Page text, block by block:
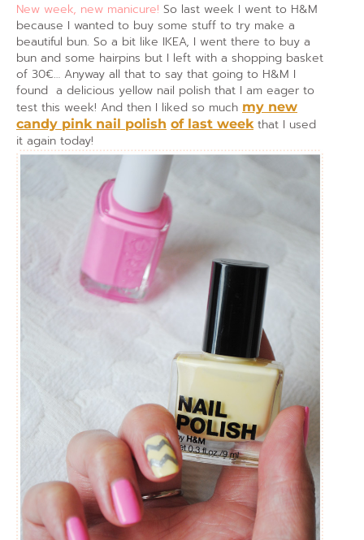
New week, new manicure! So last week I went to H&M
because I wanted to buy some stuff to try make a
beautiful bun. So a bit like IKEA, I went there to buy a
bun and some hairpins but I left with a shopping basket
of 30€… Anyway all that to say that going to H&M I
found a delicious yellow nail polish that I am eager to
test this week! And then I liked so much my new
candy pink nail polish of last weekthat I used
it again today!